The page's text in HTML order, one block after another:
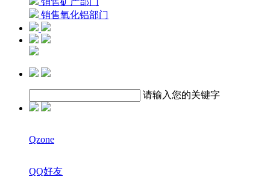
销售氧化铝部门
请输入您的关键字
Qzone
QQ好友